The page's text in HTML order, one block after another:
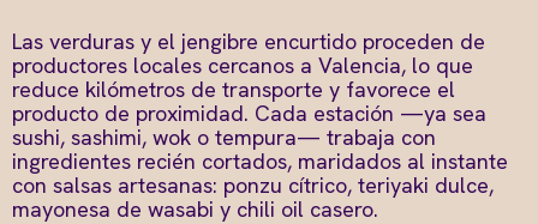
Las verduras y el jengibre encurtido proceden de
productores locales cercanos a Valencia, lo que
reduce kilómetros de transporte y favorece el
producto de proximidad. Cada estación —ya sea
sushi, sashimi, wok o tempura— trabaja con
ingredientes recién cortados, maridados al instante
con salsas artesanas: ponzu cítrico, teriyaki dulce,
mayonesa de wasabi y chili oil casero.